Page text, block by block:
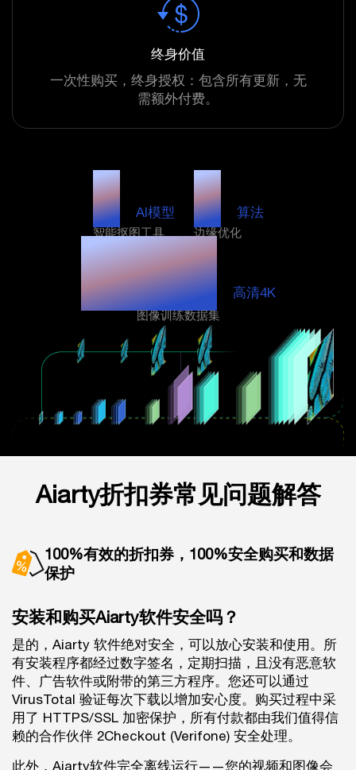
终身价值
一次性购买，终身授权：包含所有更新，无
需额外付费。
4 AI模型
智能抠图工具
4 算法
边缘优化
32万 高清4K
图像训练数据集
Aiarty折扣券常见问题解答
100%有效的折扣券，100%安全购买和数据
保护
安装和购买Aiarty软件安全吗？
是的，Aiarty 软件绝对安全，可以放心安装和使用。所
有安装程序都经过数字签名，定期扫描，且没有恶意软
件、广告软件或附带的第三方程序。您还可以通过
VirusTotal 验证每次下载以增加安心度。购买过程中采
用了 HTTPS/SSL 加密保护，所有付款都由我们值得信
赖的合作伙伴 2Checkout (Verifone) 安全处理。
此外，Aiarty软件完全离线运行——您的视频和图像会